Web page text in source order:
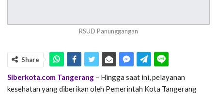
RSUD Panunggangan
Share
Siberkota.com Tangerang – Hingga saat ini, pelayanan
kesehatan yang diberikan oleh Pemerintah Kota Tangerang